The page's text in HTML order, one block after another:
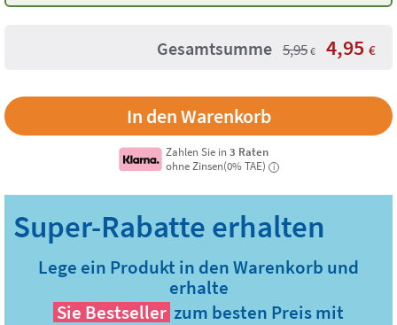
Gesamtsumme 5,95 € 4,95 €
Zahlen Sie in3 Raten
ohne Zinsen(0% TAE)
i
Lege ein Produkt in den Warenkorb und
erhalte
Sie Bestseller zum besten Preis mit